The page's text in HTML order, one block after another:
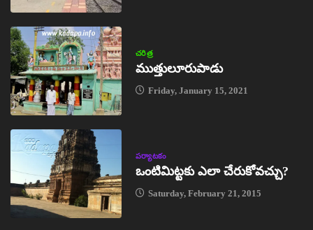
చరిత్ర
ముత్తులూరుపాడు
Friday, January 15, 2021
పర్యాటకం
ఒంటిమిట్టకు ఎలా చేరుకోవచ్చు?
Saturday, February 21, 2015